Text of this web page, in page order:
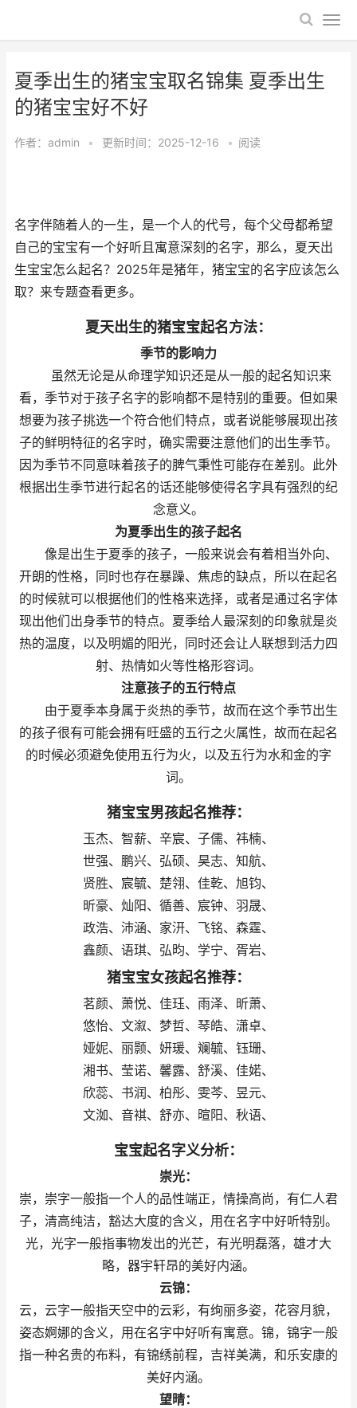
夏季出生的猪宝宝取名锦集 夏季出生
的猪宝宝好不好
作者： admin • 更新时间：2025-12-16 • 阅读
名字伴随着人的一生，是一个人的代号，每个父母都希望
自己的宝宝有一个好听且寓意深刻的名字，那么，夏天出
生宝宝怎么起名？2025年是猪年，猪宝宝的名字应该怎么
取？来专题查看更多。
夏天出生的猪宝宝起名方法：
季节的影响力
虽然无论是从命理学知识还是从一般的起名知识来
看，季节对于孩子名字的影响都不是特别的重要。但如果
想要为孩子挑选一个符合他们特点，或者说能够展现出孩
子的鲜明特征的名字时，确实需要注意他们的出生季节。
因为季节不同意味着孩子的脾气秉性可能存在差别。此外
根据出生季节进行起名的话还能够使得名字具有强烈的纪
念意义。
为夏季出生的孩子起名
像是出生于夏季的孩子，一般来说会有着相当外向、
开朗的性格，同时也存在暴躁、焦虑的缺点，所以在起名
的时候就可以根据他们的性格来选择，或者是通过名字体
现出他们出身季节的特点。夏季给人最深刻的印象就是炎
热的温度，以及明媚的阳光，同时还会让人联想到活力四
射、热情如火等性格形容词。
注意孩子的五行特点
由于夏季本身属于炎热的季节，故而在这个季节出生
的孩子很有可能会拥有旺盛的五行之火属性，故而在起名
的时候必须避免使用五行为火，以及五行为水和金的字
词。
猪宝宝男孩起名推荐：
玉杰、智薪、辛宸、子儒、祎楠、
世强、鹏兴、弘硕、昊志、知航、
贤胜、宸毓、楚翎、佳乾、旭钧、
昕豪、灿阳、循善、宸钟、羽晟、
政浩、沛涵、家汧、飞铭、森霆、
鑫颜、语琪、弘昀、学宁、胥岩、
猪宝宝女孩起名推荐：
茗颜、萧悦、佳珏、雨泽、昕萧、
悠怡、文溆、梦哲、琴皓、潇卓、
娅妮、丽颢、妍瑗、斓毓、钰珊、
湘书、莹诺、馨露、舒溪、佳婼、
欣蕊、书润、柏彤、雯芩、昱元、
文洳、音褀、舒亦、暄阳、秋语、
宝宝起名字义分析：
崇光：
崇，崇字一般指一个人的品性端正，情操高尚，有仁人君
子，清高纯洁，豁达大度的含义，用在名字中好听特别。
光，光字一般指事物发出的光芒，有光明磊落，雄才大
略，器宇轩昂的美好内涵。
云锦：
云，云字一般指天空中的云彩，有绚丽多姿，花容月貌，
姿态婀娜的含义，用在名字中好听有寓意。锦，锦字一般
指一种名贵的布料，有锦绣前程，吉祥美满，和乐安康的
美好内涵。
望晴：